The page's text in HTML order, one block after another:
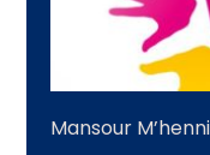
Mansour